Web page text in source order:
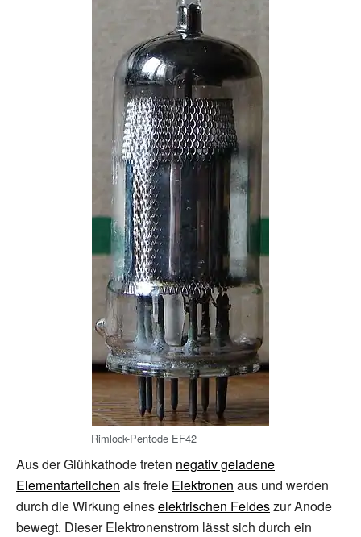
Rimlock-Pentode EF42
Aus der Glühkathode treten negativ geladene
Elementarteilchen als freie Elektronen aus und werden
durch die Wirkung eineselektrischen Feldeszur Anode
bewegt. Dieser Elektronenstrom lässt sich durch ein